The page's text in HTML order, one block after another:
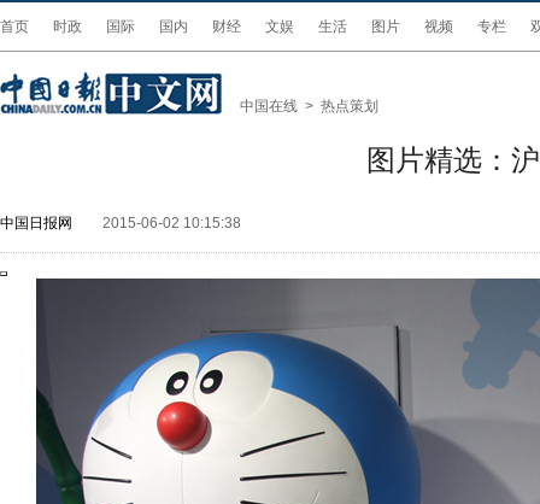
首页 时政 国际 国内 财经 文娱 生活 图片 视频 专栏
中国在线 > 热点策划
图片精选：
中国日报网 2015-06-02 10:15:38